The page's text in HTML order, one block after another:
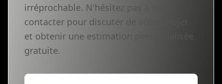
irréprochable. N'hésitez pas à nous
contacter pour discuter de votre projet
et obtenir une estimation personnalisée
gratuite.